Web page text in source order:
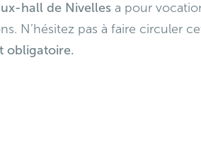
hall de Nivelles a pour
N’hésitez pas à faire circuler
obligatoire.